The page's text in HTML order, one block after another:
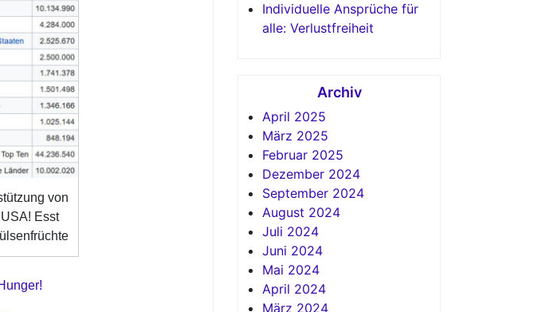
von
Esst
Individuelle Ansprüche für
alle: Verlustfreiheit
Archiv
April 2025
März 2025
Februar 2025
Dezember 2024
September 2024
August 2024
Juli 2024
Juni 2024
Mai 2024
April 2024
März 2024